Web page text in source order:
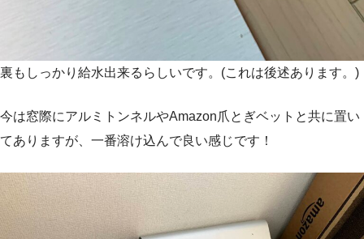
裏もしっかり給水出来るらしいです。(これは後述あります。)
今は窓際にアルミトンネルやAmazon爪とぎベットと共に置い
てありますが、一番溶け込んで良い感じです！